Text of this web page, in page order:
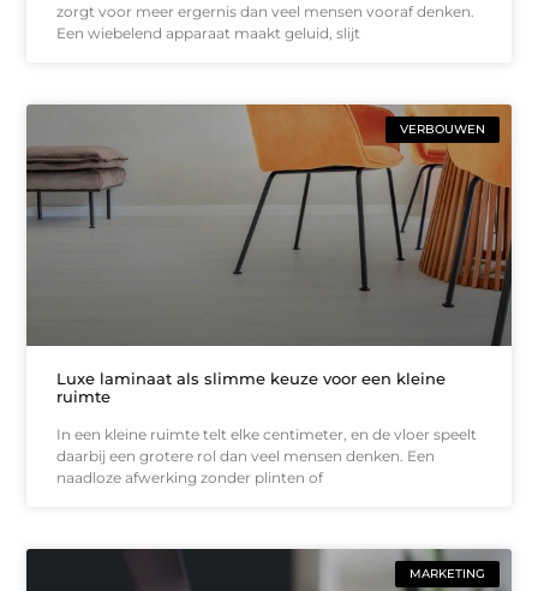
zorgt voor meer ergernis dan veel mensen vooraf denken.
Een wiebelend apparaat maakt geluid, slijt
VERBOUWEN
Luxe laminaat als slimme keuze voor een kleine
ruimte
In een kleine ruimte telt elke centimeter, en de vloer speelt
daarbij een grotere rol dan veel mensen denken. Een
naadloze afwerking zonder plinten of
MARKETING